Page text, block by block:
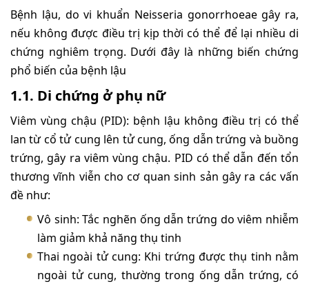
Bệnh lậu, do vi khuẩn Neisseria gonorrhoeae gây ra,
nếu không được điều trị kịp thời có thể để lại nhiều di
chứng nghiêm trọng. Dưới đây là những biến chứng
phổ biến của bệnh lậu
1.1. Di chứng ở phụ nữ
Viêm vùng chậu (PID): bệnh lậu không điều trị có thể
lan từ cổ tử cung lên tử cung, ống dẫn trứng và buồng
trứng, gây ra viêm vùng chậu. PID có thể dẫn đến tổn
thương vĩnh viễn cho cơ quan sinh sản gây ra các vấn
đề như:
Vô sinh: Tắc nghẽn ống dẫn trứng do viêm nhiễm
làm giảm khả năng thụ tinh
Thai ngoài tử cung: Khi trứng được thụ tinh nằm
ngoài tử cung, thường trong ống dẫn trứng, có